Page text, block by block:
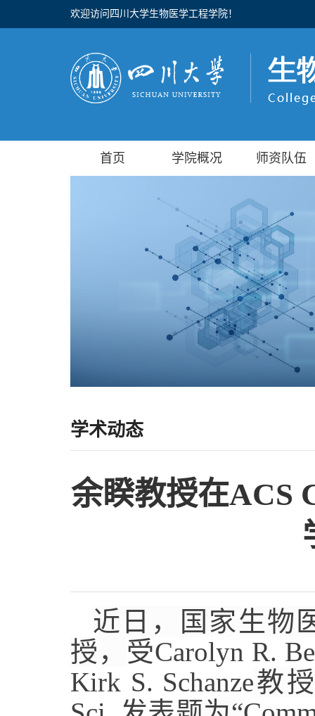
欢迎访问四川大学生物医学工程学院！
首页 学院概况 师资队伍
学术动态
余睽教授在ACS
近日，国家生物
授， 受Carolyn R.
Kirk S. Schanze教